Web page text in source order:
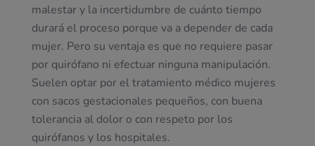
malestar y la incertidumbre de cuánto tiempo
durará el proceso porque va a depender de cada
mujer. Pero su ventaja es que no requiere pasar
por quirófano ni efectuar ninguna manipulación.
Suelen optar por el tratamiento médico mujeres
con sacos gestacionales pequeños, con buena
tolerancia al dolor o con respeto por los
quirófanos y los hospitales.